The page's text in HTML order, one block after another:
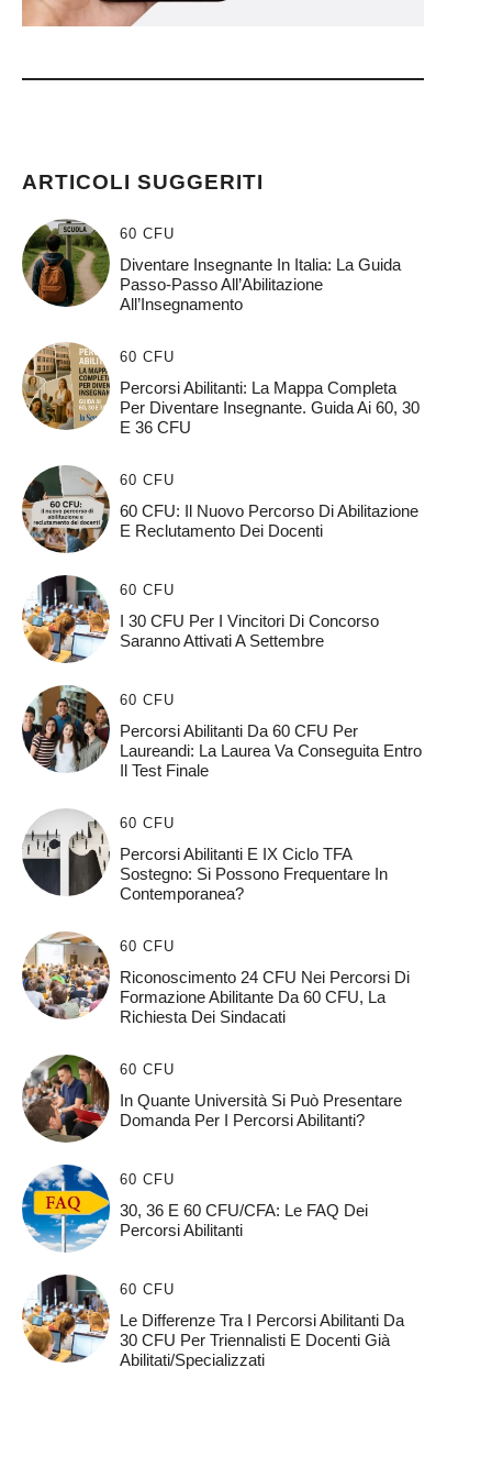
ARTICOLI SUGGERITI
60 CFU
Diventare Insegnante In Italia: La Guida
Passo-Passo All’Abilitazione
All’Insegnamento
60 CFU
Percorsi Abilitanti: La Mappa Completa
Per Diventare Insegnante. Guida Ai 60, 30
E 36 CFU
60 CFU
60 CFU: Il Nuovo Percorso Di Abilitazione
E Reclutamento Dei Docenti
60 CFU
I 30 CFU Per I Vincitori Di Concorso
Saranno Attivati A Settembre
60 CFU
Percorsi Abilitanti Da 60 CFU Per
Laureandi: La Laurea Va Conseguita Entro
Il Test Finale
60 CFU
Percorsi Abilitanti E IX Ciclo TFA
Sostegno: Si Possono Frequentare In
Contemporanea?
60 CFU
Riconoscimento 24 CFU Nei Percorsi Di
Formazione Abilitante Da 60 CFU, La
Richiesta Dei Sindacati
60 CFU
In Quante Università Si Può Presentare
Domanda Per I Percorsi Abilitanti?
60 CFU
30, 36 E 60 CFU/CFA: Le FAQ Dei
Percorsi Abilitanti
60 CFU
Le Differenze Tra I Percorsi Abilitanti Da
30 CFU Per Triennalisti E Docenti Già
Abilitati/specializzati